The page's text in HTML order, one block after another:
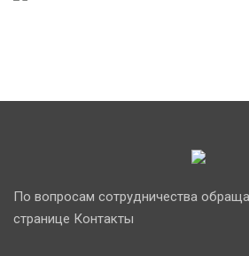
По вопросам сотрудничества
странице Контакты